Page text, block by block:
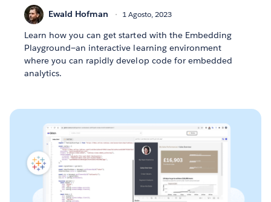
Ewald Hofman 1 Agosto, 2023
Learn how you can get started with the Embedding
Playground—an interactive learning environment
where you can rapidly develop code for embedded
analytics.